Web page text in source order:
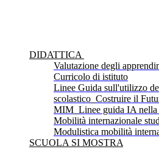
DIDATTICA
Valutazione degli
Curricolo di istituto
Linee Guida sull'utilizzo
scolastico_Costruire il
MIM_Linee guida IA nella
Mobilità internazionale
Modulistica mobilità
SCUOLA SI MOSTRA